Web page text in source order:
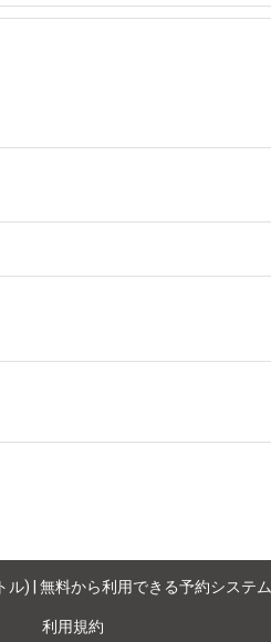
ル) | 無料から利用できる予約システム
利用規約